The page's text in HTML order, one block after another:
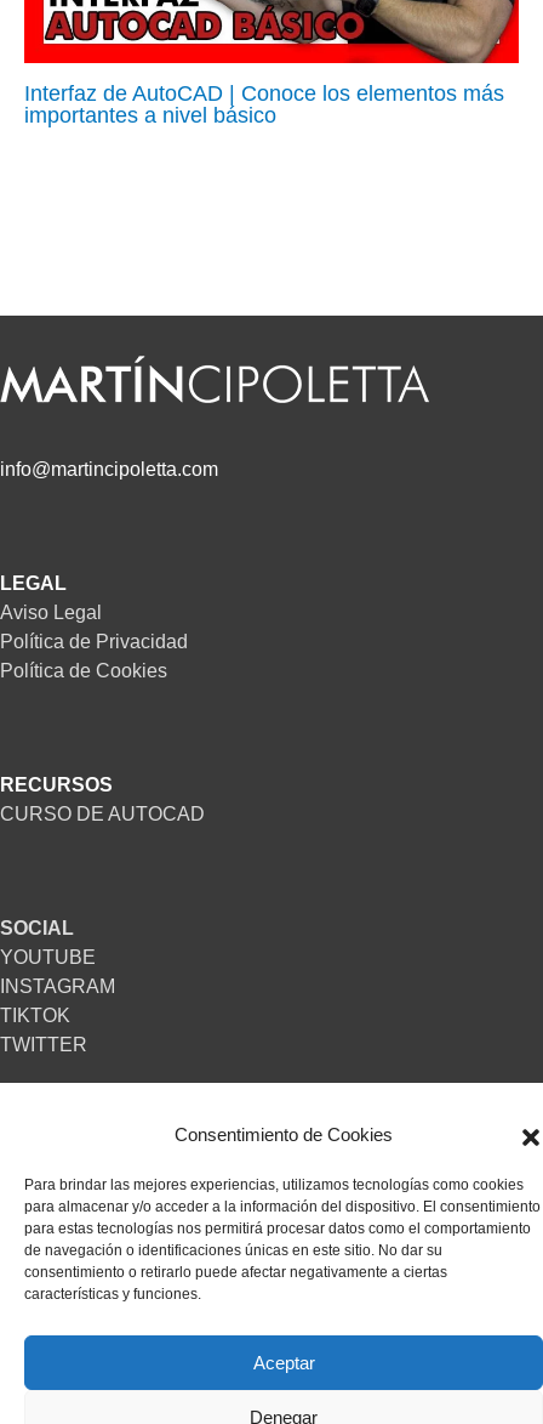
Consentimiento de Cookies
Para brindar las mejores experiencias, utilizamos tecnologías como cookies
para almacenar y/o acceder a la información del dispositivo. El consentimiento
para estas tecnologías nos permitirá procesar datos como el comportamiento
de navegación o identificaciones únicas en este sitio. No dar su
consentimiento o retirarlo puede afectar negativamente a ciertas
características y funciones.
Aceptar
Denegar
Interfaz de AutoCAD | Conoce los elementos más
importantes a nivel básico
info@martincipoletta.com
LEGAL
Aviso Legal
Política de Privacidad
Política de Cookies
RECURSOS
CURSO DE AUTOCAD
SOCIAL
YOUTUBE
INSTAGRAM
TIKTOK
TWITTER